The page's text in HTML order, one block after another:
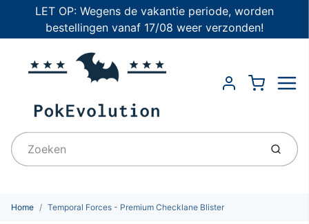
LET OP: Wegens de vakantie periode, worden
bestellingen vanaf 17/08 weer verzonden!
Account
Cart
Home Temporal Forces - Premium Checklane Blister